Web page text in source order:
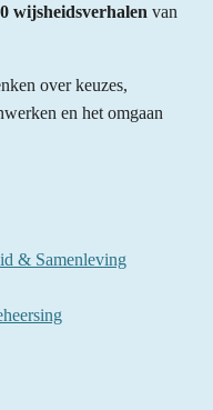
wijsheidsverhalen van
over keuzes,
en het omgaan
& Samenleving